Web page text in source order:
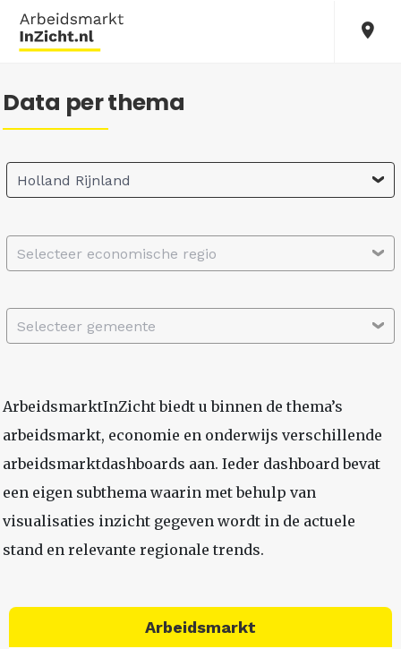
Data per thema
Holland Rijnland
Selecteer economische regio
Selecteer gemeente
ArbeidsmarktInZicht biedt u binnen de thema’s
arbeidsmarkt, economie en onderwijs verschillende
arbeidsmarktdashboards aan. Ieder dashboard bevat
een eigen subthema waarin met behulp van
visualisaties inzicht gegeven wordt in de actuele
stand en relevante regionale trends.
Arbeidsmarkt